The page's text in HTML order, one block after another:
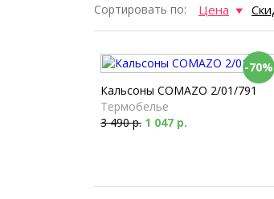
Сортировать по: Цена
-70%
Кальсоны COMAZO 2/01/791
Термобелье
3 490 р. 1 047 р.